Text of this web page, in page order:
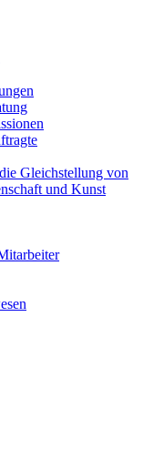
Gleichstellung von
und Kunst